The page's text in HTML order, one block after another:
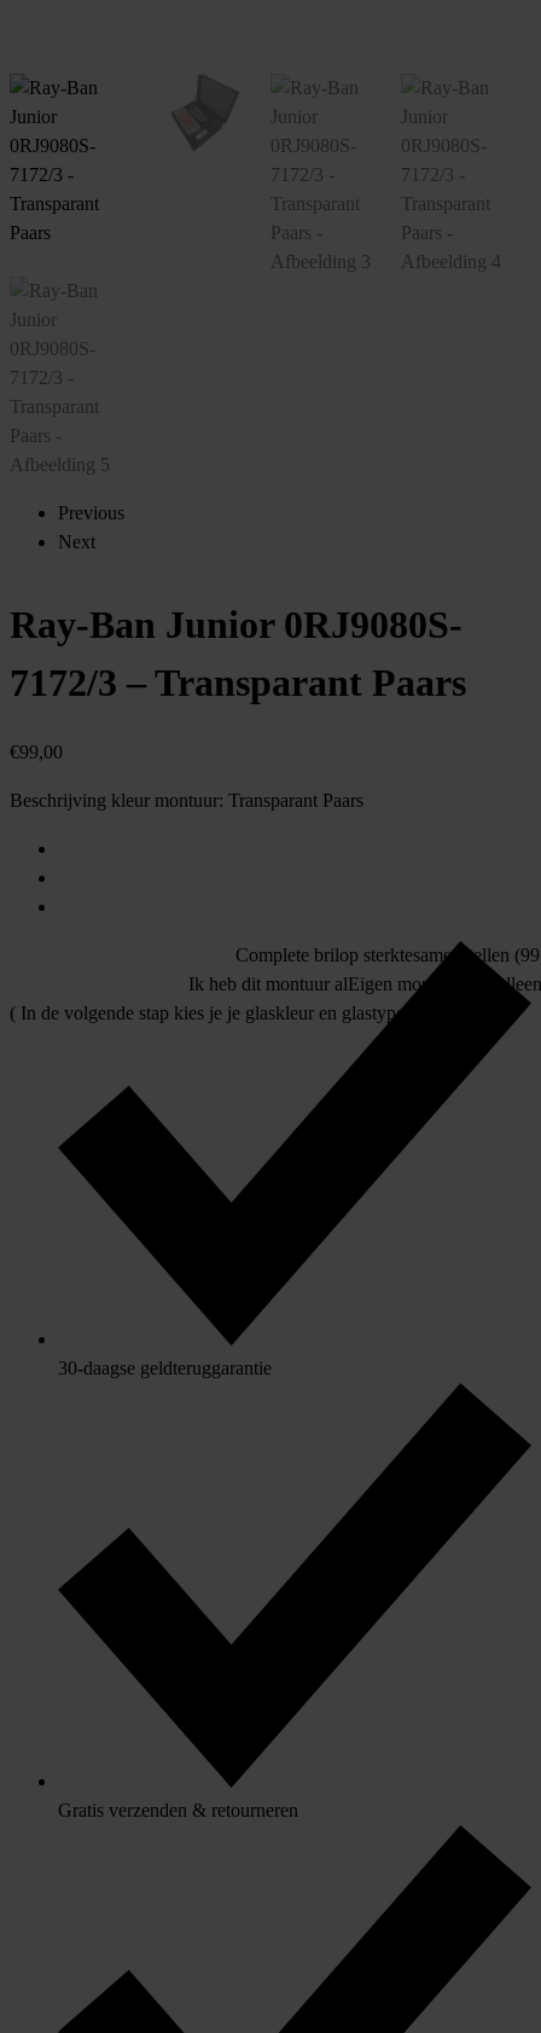
Previous
Next
Ray-Ban Junior 0RJ9080S-
7172/3 – Transparant Paars
€99,00
Beschrijving kleur montuur: Transparant Paars
Complete brilop sterktesamenstellen
Ik heb dit montuur alEigen montuur
( In de volgende stap kies je je glaskleur en glastype )
30-daagse geldteruggarantie
Gratis verzenden & retourneren